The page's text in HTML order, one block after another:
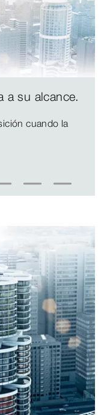
a su alcance.
cuando la
5 6 7